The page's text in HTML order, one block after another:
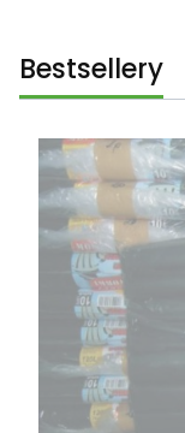
Bestsellery